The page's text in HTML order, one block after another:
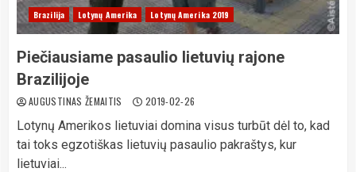
Brazilija Lotynų Amerika Lotynų Amerika 2019
Piečiausiame pasaulio lietuvių rajone
Brazilijoje
AUGUSTINAS ŽEMAITIS 2019-02-26
Lotynų Amerikos lietuviai domina visus turbūt dėl to, kad
tai toks egzotiškas lietuvių pasaulio pakraštys, kur
lietuviai...